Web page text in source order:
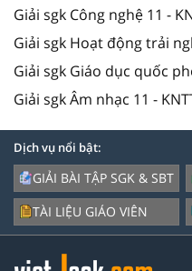
Giải sgk Công nghệ 11 -
Giải sgk Hoạt động trải
Giải sgk Giáo dục quốc
Giải sgk Âm nhạc 11 -
Dịch vụ nổi bật:
GIẢI BÀI TẬP SGK & SBT
TÀI LIỆU GIÁO VIÊN